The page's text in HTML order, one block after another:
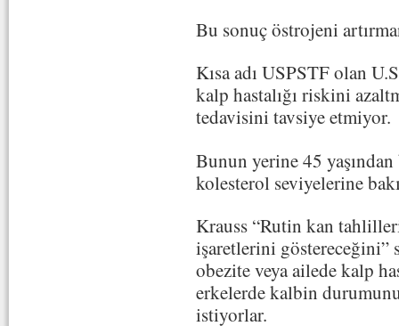
Bu sonuç östrojeni
Kısa adı USPSTF olan
kalp hastalığı riskini
tedavisini tavsiye etmiyor.
Bunun yerine 45
kolesterol seviyelerine
Krauss “Rutin kan
işaretlerini göstereceğini”
obezite veya ailede kalp
erkelerde kalbin
istiyorlar.